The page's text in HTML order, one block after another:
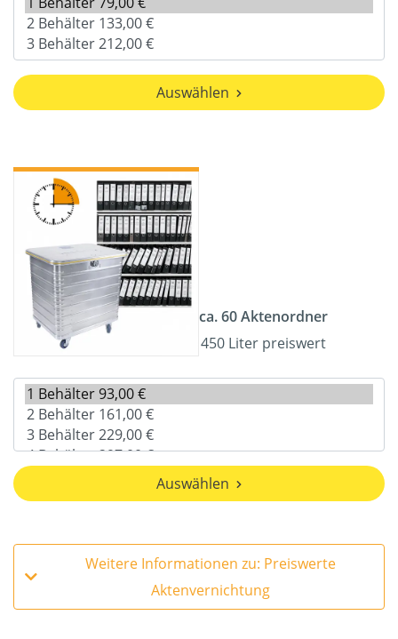
Auswählen
ca. 60 Aktenordner
450 Liter preiswert
Auswählen
Weitere Informationen zu: Preiswerte
Aktenvernichtung